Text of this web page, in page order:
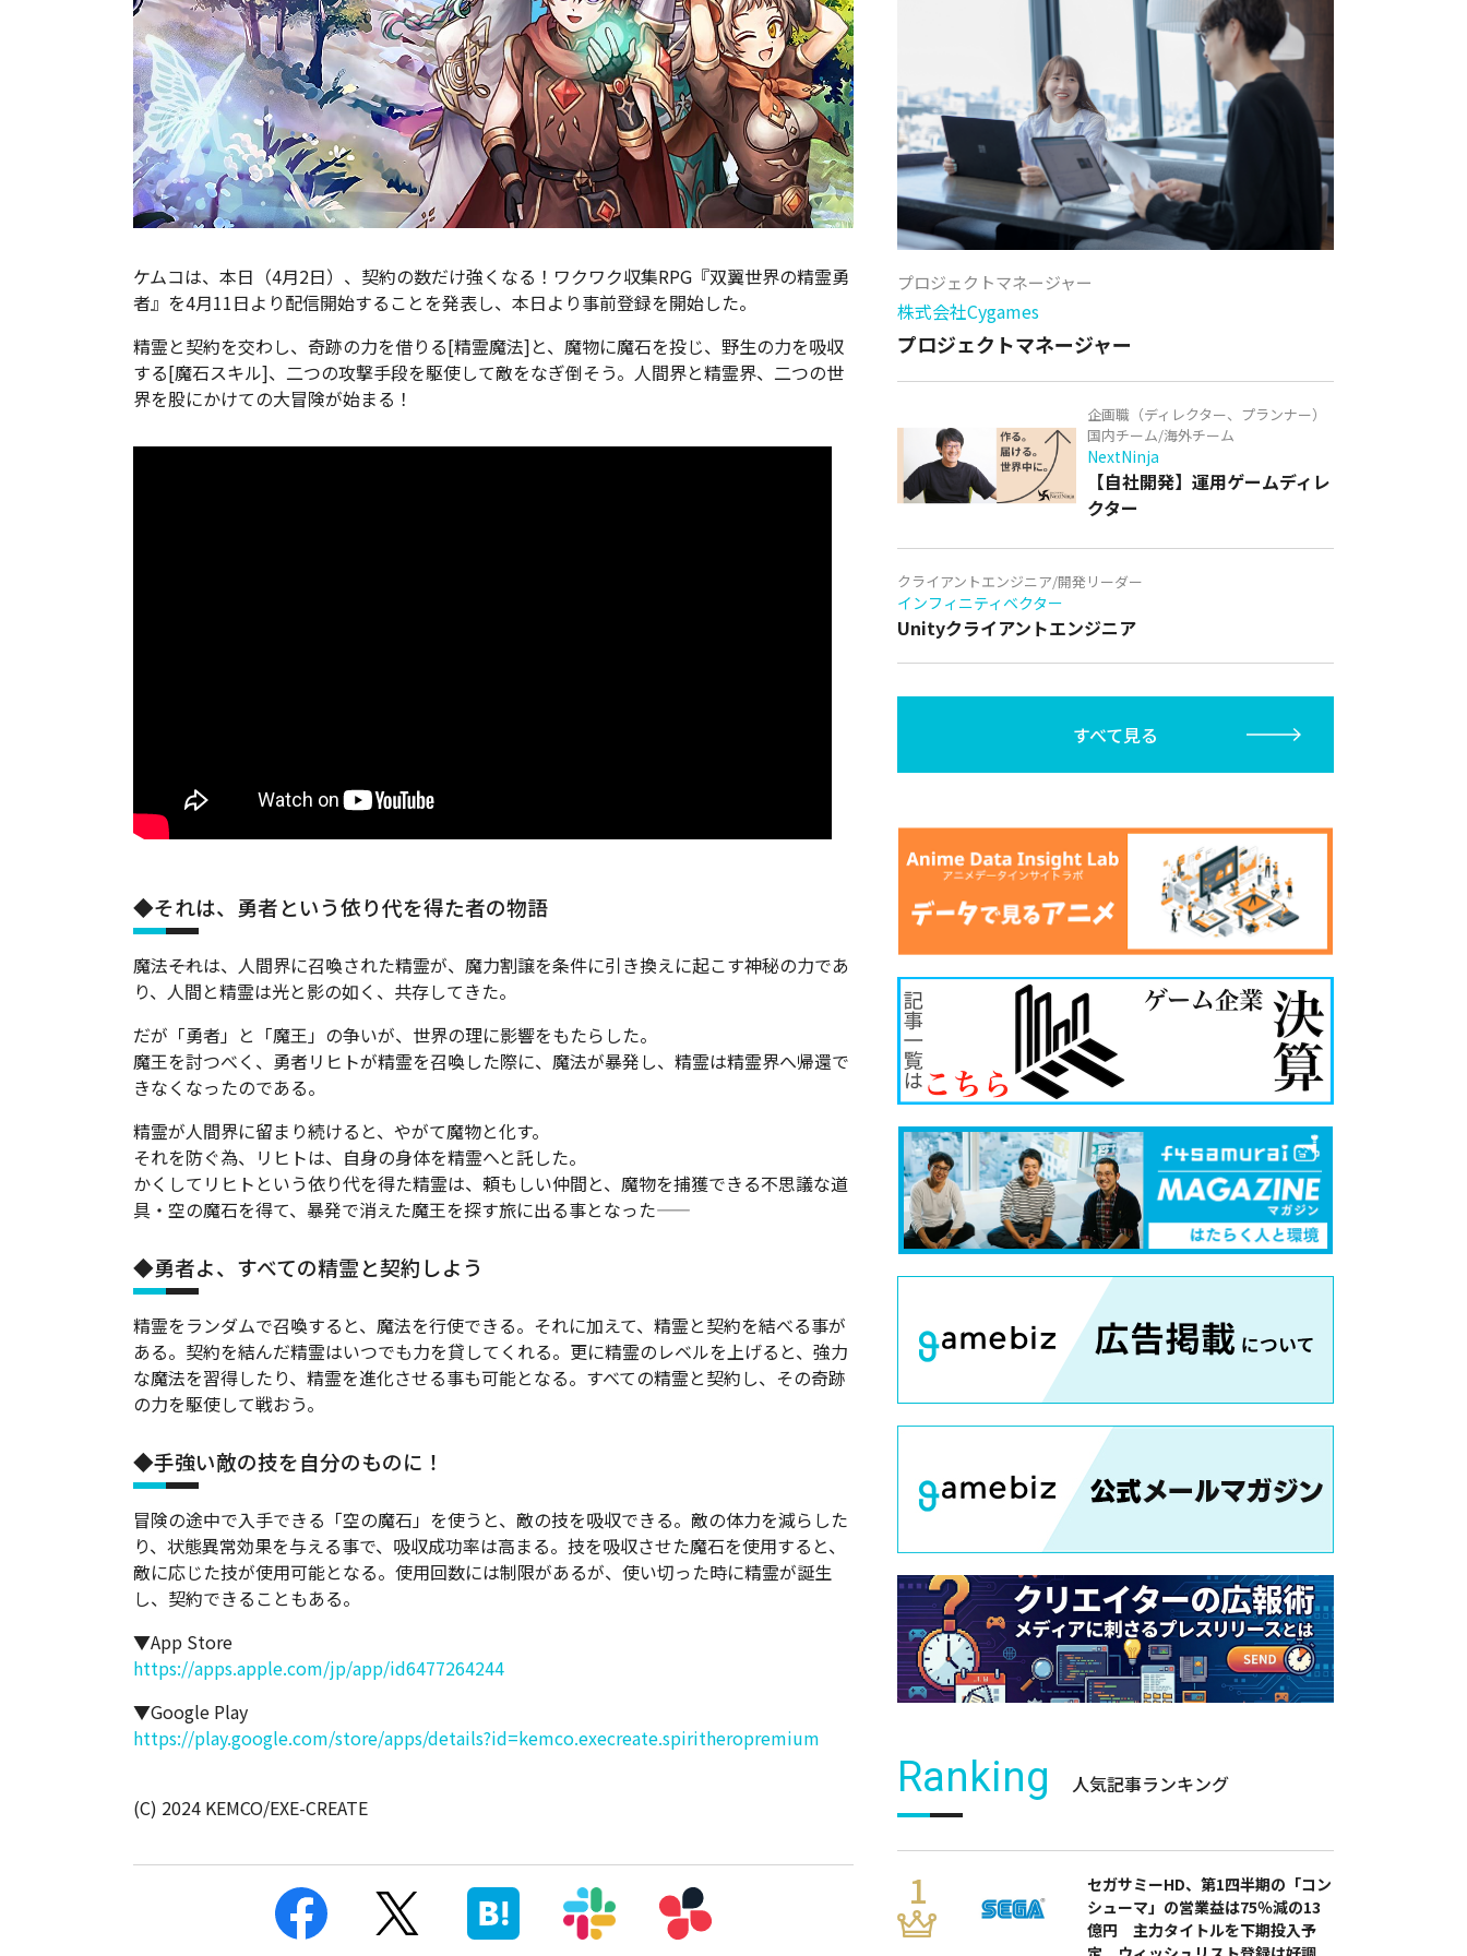
ケムコは、本日（4月2日）、契約の数だけ強くなる！ワクワク収集RPG『双翼世界の精霊勇
者』を4月11日より配信開始することを発表し、本日より事前登録を開始した。
精霊と契約を交わし、奇跡の力を借りる[精霊魔法]と、魔物に魔石を投じ、野生の力を吸収
する[魔石スキル]、二つの攻撃手段を駆使して敵をなぎ倒そう。人間界と精霊界、二つの世
界を股にかけての大冒険が始まる！
◆それは、勇者という依り代を得た者の物語
魔法――それは、人間界に召喚された精霊が、魔力割譲を条件に引き換えに起こす神秘の力であ
り、人間と精霊は光と影の如く、共存してきた。
だが「勇者」と「魔王」の争いが、世界の理に影響をもたらした。
魔王を討つべく、勇者リヒトが精霊を召喚した際に、魔法が暴発し、精霊は精霊界へ帰還で
きなくなったのである。
精霊が人間界に留まり続けると、やがて魔物と化す。
それを防ぐ為、リヒトは、自身の身体を精霊へと託した。
かくしてリヒトという依り代を得た精霊は、頼もしい仲間と、魔物を捕獲できる不思議な道
具・空の魔石を得て、暴発で消えた魔王を探す旅に出る事となった――
◆勇者よ、すべての精霊と契約しよう
精霊をランダムで召喚すると、魔法を行使できる。それに加えて、精霊と契約を結べる事が
ある。契約を結んだ精霊はいつでも力を貸してくれる。更に精霊のレベルを上げると、強力
な魔法を習得したり、精霊を進化させる事も可能となる。すべての精霊と契約し、その奇跡
の力を駆使して戦おう。
◆手強い敵の技を自分のものに！
冒険の途中で入手できる「空の魔石」を使うと、敵の技を吸収できる。敵の体力を減らした
り、状態異常効果を与える事で、吸収成功率は高まる。技を吸収させた魔石を使用すると、
敵に応じた技が使用可能となる。使用回数には制限があるが、使い切った時に精霊が誕生
し、契約できることもある。
▼App Store
https://apps.apple.com/jp/app/id6477264244
▼Google Play
https://play.google.com/store/apps/details?id=kemco.execreate.spiritheropremium
(C) 2024 KEMCO/EXE-CREATE
プロジェクトマネージャー
株式会社Cygames
プロジェクトマネージャー
企画職（ディレクター、プランナー）
国内チーム/海外チーム
NextNinja
【自社開発】運用ゲームディレ
クター
クライアントエンジニア/開発リーダー
インフィニティベクター
Unityクライアントエンジニア
すべて見る
Ranking 人気記事ランキング
セガサミーHD、第1四半期の「コン
シューマ」の営業益は75％減の13
億円 主力タイトルを下期投入予